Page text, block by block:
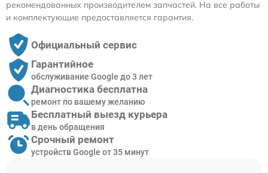
рекомендованных производителем запчастей. На все работы
и комплектующие предоставляется гарантия.
Официальный сервис
Гарантийное
обслуживание Google до 3 лет
Диагностика бесплатна
ремонт по вашему желанию
Бесплатный выезд курьера
в день обращения
Срочный ремонт
устройств Google от 35 минут